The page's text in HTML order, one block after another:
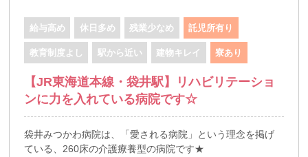
給与高め 休日多め 残業少なめ 託児所有り
教育制度よし 駅から近い 建物キレイ 寮あり
【JR東海道本線・袋井駅】リハビリテーショ
ンに力を入れている病院です☆
袋井みつかわ病院は、「愛される病院」という理念を掲げ
ている、260床の介護療養型の病院です★